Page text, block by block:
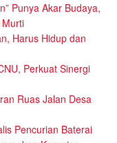
Punya Akar Budaya,
Harus Hidup dan
Perkuat Sinergi
Ruas Jalan Desa
Pencurian Baterai